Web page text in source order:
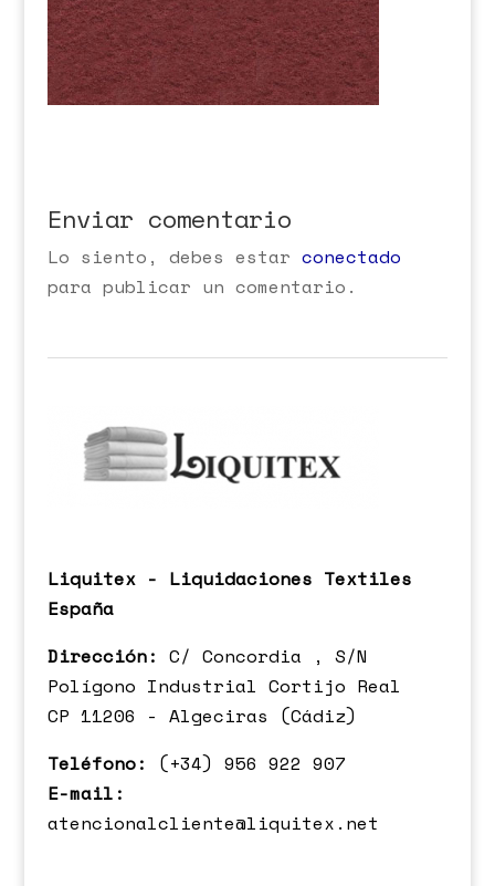
Enviar comentario
Lo siento, debes estar conectado
para publicar un comentario.
Liquitex - Liquidaciones Textiles
España
Dirección: C/ Concordia , S/N
Polígono Industrial Cortijo Real
CP 11206 - Algeciras (Cádiz)
Teléfono:
(+34) 956 922 907
E-mail:
atencionalcliente@liquitex.net